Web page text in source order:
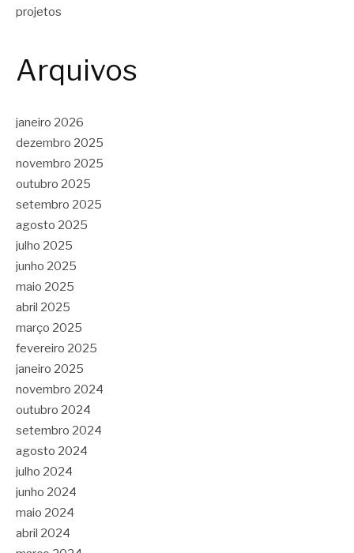
projetos
Arquivos
janeiro 2026
dezembro 2025
novembro 2025
outubro 2025
setembro 2025
agosto 2025
julho 2025
junho 2025
maio 2025
abril 2025
março 2025
fevereiro 2025
janeiro 2025
novembro 2024
outubro 2024
setembro 2024
agosto 2024
julho 2024
junho 2024
maio 2024
abril 2024